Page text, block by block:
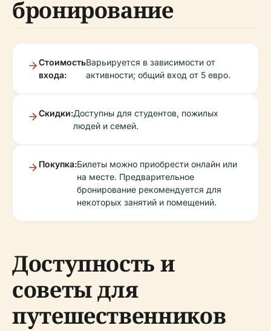
бронирование
Стоимость
входа:
Варьируется в зависимости от
активности; общий вход от 5 евро.
Скидки:Доступны для студентов, пожилых
людей и семей.
Покупка:Билеты можно приобрести онлайн или
на месте. Предварительное
бронирование рекомендуется для
некоторых занятий и помещений.
Доступность и
советы для
путешественников